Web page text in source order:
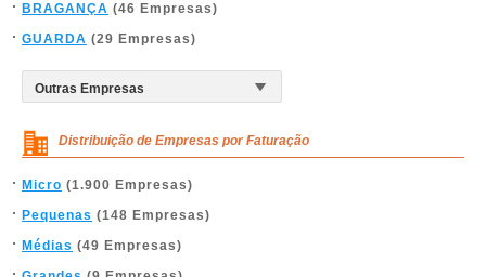
BRAGANÇA (46 Empresas)
GUARDA (29 Empresas)
Distribuição de Empresas por Faturação
Micro (1.900 Empresas)
Pequenas (148 Empresas)
Médias (49 Empresas)